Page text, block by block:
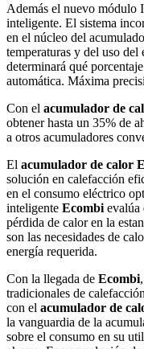
Además el nuevo módulo
inteligente. El sistema
en el núcleo del
temperaturas y del uso del
determinará qué
automática. Máxima
Con el acumulador de
obtener hasta un 35% de
a otros acumuladores
El acumulador de calor
solución en calefacción
en el consumo eléctrico
inteligente Ecombi evalúa
pérdida de calor en la
son las necesidades de
energía requerida.
Con la llegada de Ecombi
tradicionales de
con el acumulador de
la vanguardia de la
sobre el consumo en su